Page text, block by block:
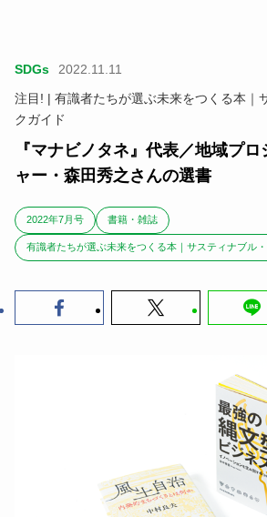
SDGs
2022.11.11
注目! | 有識者たちが選ぶ未来をつくる本｜
クガイド
『マナビノタネ』代表／地域プ
ャー・森田秀之さんの選書
2022年7月号 書籍・雑誌
有識者たちが選ぶ未来をつくる本｜サスティナブル